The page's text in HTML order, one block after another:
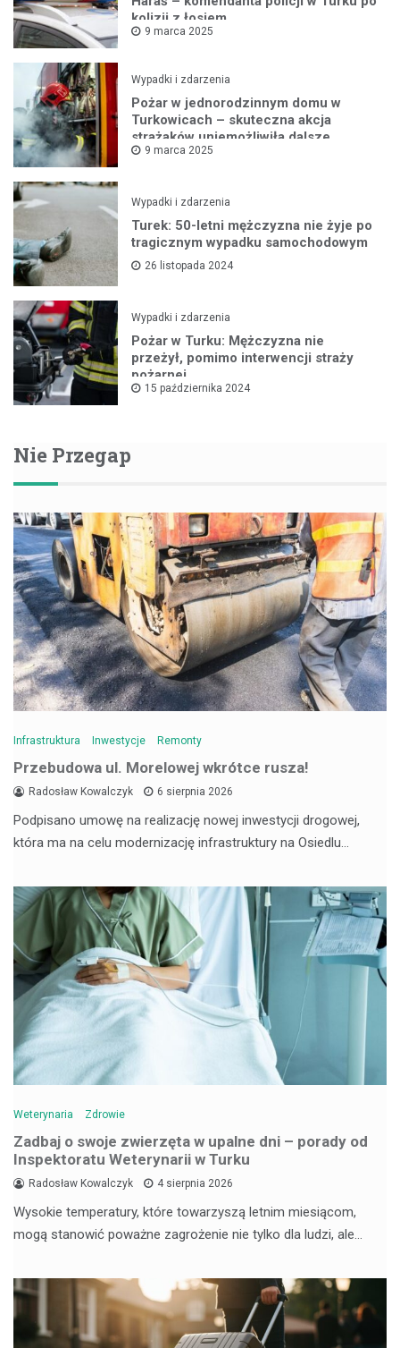
kolizji z łosiem
9 marca 2025
Wypadki i zdarzenia
Pożar w jednorodzinnym domu w
Turkowicach – skuteczna akcja
strażaków uniemożliwiła dalsze
rozprzestrzenianie się ognia
9 marca 2025
Wypadki i zdarzenia
Turek: 50-letni mężczyzna nie żyje po
tragicznym wypadku samochodowym
26 listopada 2024
Wypadki i zdarzenia
Pożar w Turku: Mężczyzna nie
przeżył, pomimo interwencji straży
pożarnej
15 października 2024
Nie Przegap
Infrastruktura Inwestycje Remonty
Przebudowa ul. Morelowej wkrótce rusza!
Radosław Kowalczyk 6 sierpnia 2026
Podpisano umowę na realizację nowej inwestycji drogowej,
która ma na celu modernizację infrastruktury na Osiedlu…
Weterynaria Zdrowie
Zadbaj o swoje zwierzęta w upalne dni – porady od
Inspektoratu Weterynarii w Turku
Radosław Kowalczyk 4 sierpnia 2026
Wysokie temperatury, które towarzyszą letnim miesiącom,
mogą stanowić poważne zagrożenie nie tylko dla ludzi, ale…